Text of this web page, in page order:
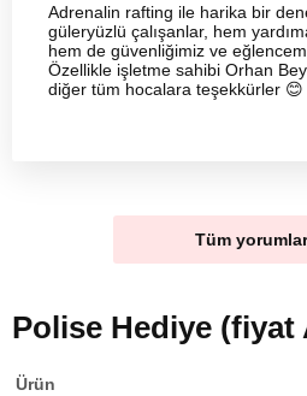
Adrenalin rafting ile harika bir
güleryüzlü çalışanlar, hem
hem de güvenliğimiz ve
Özellikle işletme sahibi Orhan
diğer tüm hocalara teşekkürler 😊
Tüm
Polise Hediye (fiyat
Ürün